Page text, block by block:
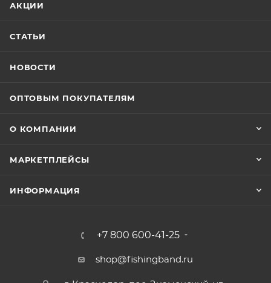
АКЦИИ
СТАТЬИ
НОВОСТИ
ОПТОВЫМ ПОКУПАТЕЛЯМ
О КОМПАНИИ
МАРКЕТПЛЕЙСЫ
ИНФОРМАЦИЯ
+7 800 600-41-25
shop@fishingband.ru